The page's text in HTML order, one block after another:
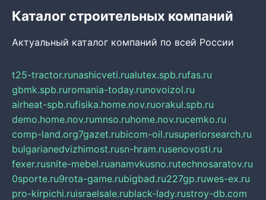
Каталог строительных компаний
Актуальный каталог компаний по всей России
t25-tractor.runashicveti.rualutex.spb.rufas.ru
gbmk.spb.ruromania-today.runovoizol.ru
airheat-spb.rufisika.home.nov.ruorakul.spb.ru
demo.home.nov.rumnso.ruhome.nov.rucemko.ru
comp-land.org7gazet.rubicom-oil.rusuperiorsearch.ru
bulgarianedvizhimost.rusn-hram.rusenovosti.ru
fexer.rusnite-mebel.ruanamvkusno.rutechnosaratov.ru
0sporte.ru9rota-game.rubigbad.ru227gp.ruwes-ex.ru
pro-kirpichi.ruisraelsale.rublack-lady.rustroy-db.com